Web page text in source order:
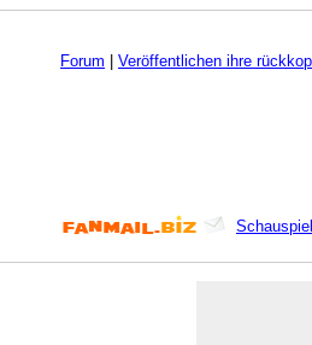
Forum Veröffentlichen ihre